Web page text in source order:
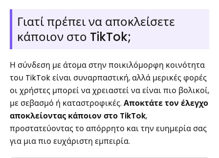
Γιατί πρέπει να αποκλείσετε
κάποιον στο TikTok;
Η σύνδεση με άτομα στην ποικιλόμορφη κοινότητα
του TikTok είναι συναρπαστική, αλλά μερικές φορές
οι χρήστες μπορεί να χρειαστεί να είναι πιο βολικοί,
με σεβασμό ή καταστροφικές. Αποκτάτε τον έλεγχο
αποκλείοντας κάποιον στο TikTok,
προστατεύοντας το απόρρητο και την ευημερία σας
για μια πιο ευχάριστη εμπειρία.